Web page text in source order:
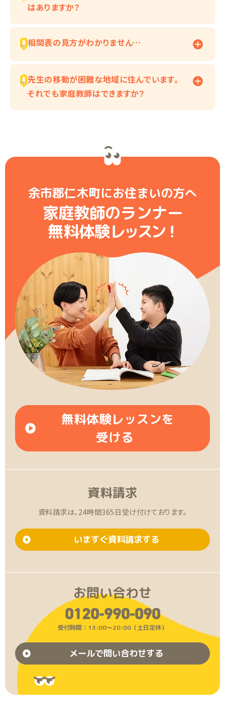
はありますか？
相関表の見方がわかりません…
先生の移動が困難な地域に住んでいます。
それでも家庭教師はできますか？
余市郡仁木町にお住まいの方へ
家庭教師のランナー
無料体験レッスン！
無料体験レッスンを
受ける
資料請求
資料請求は、24時間365日受け付けております。
いますぐ資料請求する
お問い合わせ
0120-990-090
受付時間：13:00〜20:00（土日定休）
メールで問い合わせする